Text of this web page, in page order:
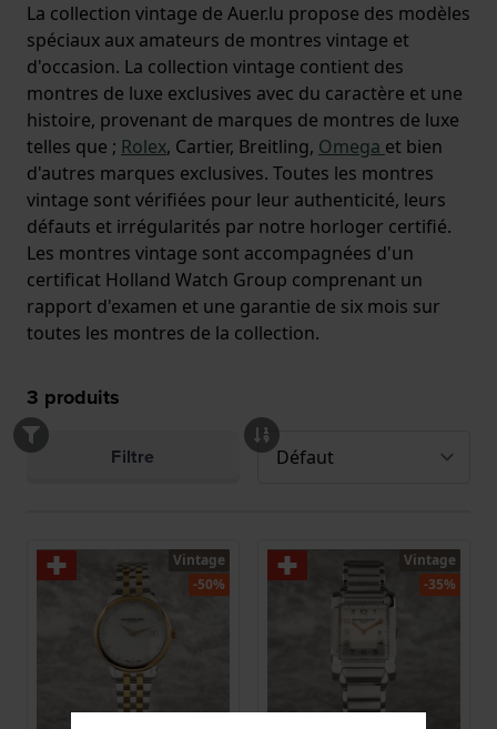
La collection vintage de Auer.lu propose des modèles
spéciaux aux amateurs de montres vintage et
d'occasion. La collection vintage contient des
montres de luxe exclusives avec du caractère et une
histoire, provenant de marques de montres de luxe
telles que ; Rolex, Cartier, Breitling, Omega et bien
d'autres marques exclusives. Toutes les montres
vintage sont vérifiées pour leur authenticité, leurs
défauts et irrégularités par notre horloger certifié.
Les montres vintage sont accompagnées d'un
certificat Holland Watch Group comprenant un
rapport d'examen et une garantie de six mois sur
toutes les montres de la collection.
3 produits
Filtre
Vintage
-50%
Vintage
-35%